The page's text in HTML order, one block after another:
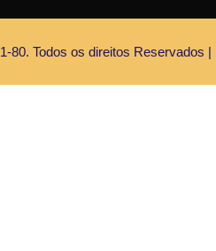
80. Todos os direitos Reservados |